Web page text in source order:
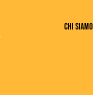
CHI SIAMO